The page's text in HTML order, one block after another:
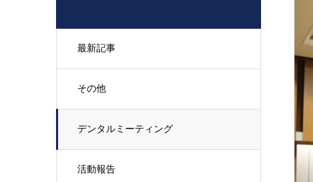
最新記事
その他
デンタルミーティング
活動報告